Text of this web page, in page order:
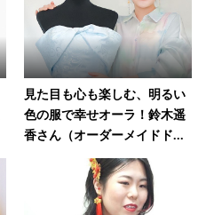
見た目も心も楽しむ、明るい
色の服で幸せオーラ！鈴木遥
香さん（オーダーメイドド...